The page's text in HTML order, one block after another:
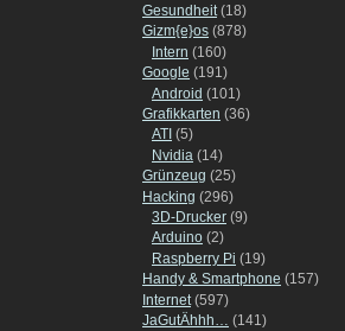
Gesundheit(18)
Gizm{e}os (878)
Intern (160)
Google (191)
Android (101)
Grafikkarten (36)
ATI (5)
Nvidia (14)
Grünzeug (25)
Hacking (296)
3D-Drucker (9)
Arduino (2)
Raspberry Pi (19)
Handy & Smartphone (157)
Internet (597)
JaGutÄhhh… (141)